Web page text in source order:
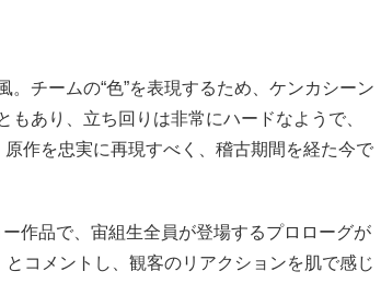
チームの“色”を表現するため、ケンカシーン
あり、立ち回りは非常にハードなようで、
作を忠実に再現すべく、稽古期間を経た今で
作品で、宙組生全員が登場するプロローグが
コメントし、観客のリアクションを肌で感じ